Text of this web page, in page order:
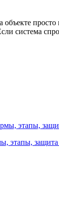
система
этапы,